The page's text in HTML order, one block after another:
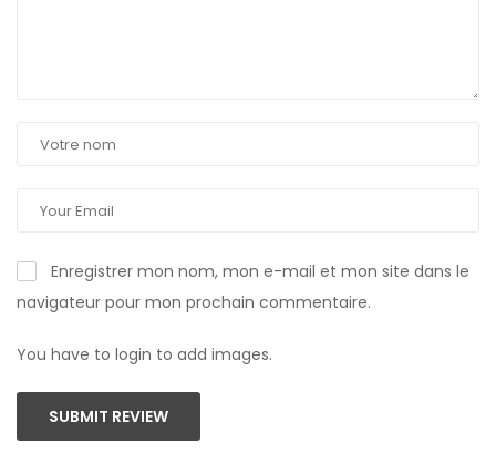
Enregistrer mon nom, mon e-mail et mon site dans le
navigateur pour mon prochain commentaire.
You have to login to add images.
SUBMIT REVIEW